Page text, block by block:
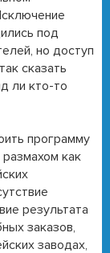
под
но доступ
сказать
ли кто-то
программу
как
результата
заказов,
заводах,